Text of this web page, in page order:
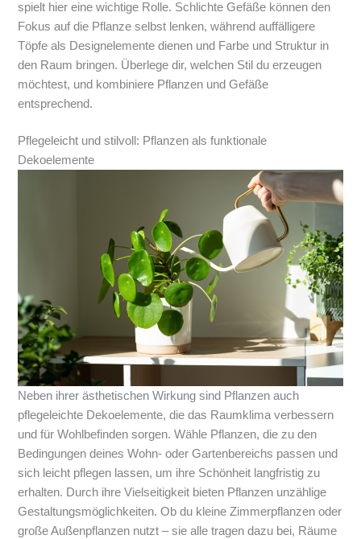
spielt hier eine wichtige Rolle. Schlichte Gefäße können den
Fokus auf die Pflanze selbst lenken, während auffälligere
Töpfe als Designelemente dienen und Farbe und Struktur in
den Raum bringen. Überlege dir, welchen Stil du erzeugen
möchtest, und kombiniere Pflanzen und Gefäße
entsprechend.
Pflegeleicht und stilvoll: Pflanzen als funktionale
Dekoelemente
Neben ihrer ästhetischen Wirkung sind Pflanzen auch
pflegeleichte Dekoelemente, die das Raumklima verbessern
und für Wohlbefinden sorgen. Wähle Pflanzen, die zu den
Bedingungen deines Wohn- oder Gartenbereichs passen und
sich leicht pflegen lassen, um ihre Schönheit langfristig zu
erhalten. Durch ihre Vielseitigkeit bieten Pflanzen unzählige
Gestaltungsmöglichkeiten. Ob du kleine Zimmerpflanzen oder
große Außenpflanzen nutzt – sie alle tragen dazu bei, Räume